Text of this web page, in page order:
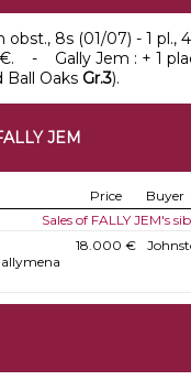
obst., 8s (01/07) - 1 pl.,
€. - Gally Jem : + 1
Ball Oaks Gr.3).
JEM
Price Buyer
Sales of FALLY JEM's
18.000 €